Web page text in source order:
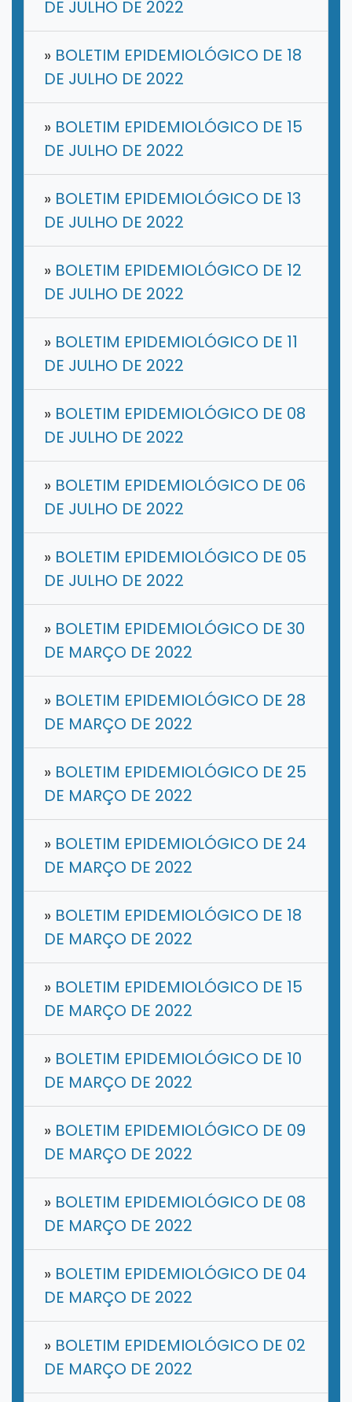
DE JULHO DE 2022
» BOLETIM EPIDEMIOLÓGICO DE 18
DE JULHO DE 2022
» BOLETIM EPIDEMIOLÓGICO DE 15
DE JULHO DE 2022
» BOLETIM EPIDEMIOLÓGICO DE 13
DE JULHO DE 2022
» BOLETIM EPIDEMIOLÓGICO DE 12
DE JULHO DE 2022
» BOLETIM EPIDEMIOLÓGICO DE 11
DE JULHO DE 2022
» BOLETIM EPIDEMIOLÓGICO DE 08
DE JULHO DE 2022
» BOLETIM EPIDEMIOLÓGICO DE 06
DE JULHO DE 2022
» BOLETIM EPIDEMIOLÓGICO DE 05
DE JULHO DE 2022
» BOLETIM EPIDEMIOLÓGICO DE 30
DE MARÇO DE 2022
» BOLETIM EPIDEMIOLÓGICO DE 28
DE MARÇO DE 2022
» BOLETIM EPIDEMIOLÓGICO DE 25
DE MARÇO DE 2022
» BOLETIM EPIDEMIOLÓGICO DE 24
DE MARÇO DE 2022
» BOLETIM EPIDEMIOLÓGICO DE 18
DE MARÇO DE 2022
» BOLETIM EPIDEMIOLÓGICO DE 15
DE MARÇO DE 2022
» BOLETIM EPIDEMIOLÓGICO DE 10
DE MARÇO DE 2022
» BOLETIM EPIDEMIOLÓGICO DE 09
DE MARÇO DE 2022
» BOLETIM EPIDEMIOLÓGICO DE 08
DE MARÇO DE 2022
» BOLETIM EPIDEMIOLÓGICO DE 04
DE MARÇO DE 2022
» BOLETIM EPIDEMIOLÓGICO DE 02
DE MARÇO DE 2022